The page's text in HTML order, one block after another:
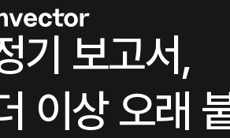
기 보고서,
이상 오래